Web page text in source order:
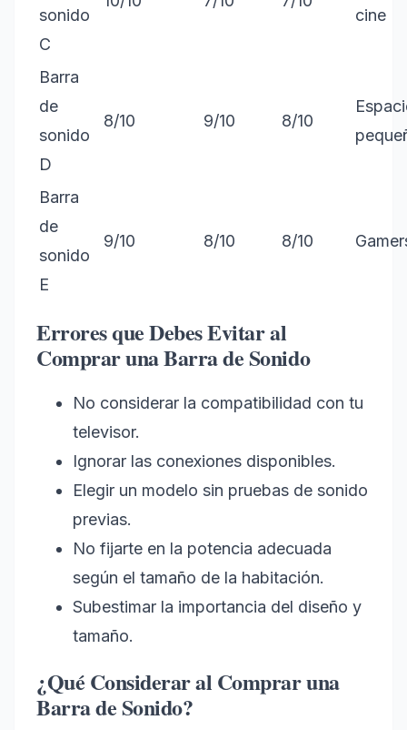
sonido
C
cine
Barra
de
sonido
D
8/10 9/10 8/10
Barra
de
sonido
E
9/10 8/10 8/10
Errores que Debes Evitar al
Comprar una Barra de Sonido
No considerar la compatibilidad con tu
televisor.
Ignorar las conexiones disponibles.
Elegir un modelo sin pruebas de sonido
previas.
No fijarte en la potencia adecuada
según el tamaño de la habitación.
Subestimar la importancia del diseño y
tamaño.
¿Qué Considerar al Comprar una
Barra de Sonido?